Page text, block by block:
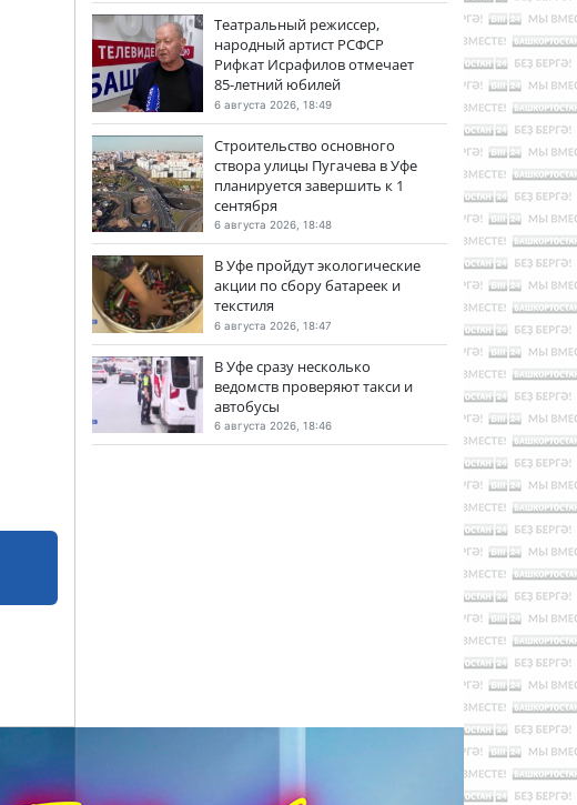
Театральный режиссер,
народный артист РСФСР
Рифкат Исрафилов отмечает
85-летний юбилей
6 августа 2026, 18:49
Строительство основного
створа улицы Пугачева в Уфе
планируется завершить к 1
сентября
6 августа 2026, 18:48
В Уфе пройдут экологические
акции по сбору батареек и
текстиля
6 августа 2026, 18:47
В Уфе сразу несколько
ведомств проверяют такси и
автобусы
6 августа 2026, 18:46